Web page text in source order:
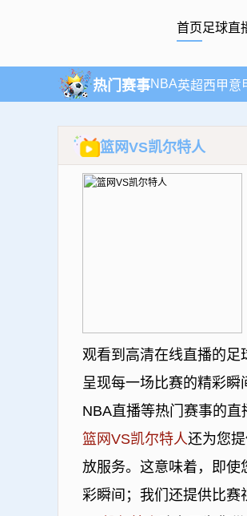
首页足球直
热门赛事NBA英超西甲意
篮网VS凯尔特人
观看到高清在线直播的足
呈现每一场比赛的精彩
NBA直播等热门赛事的直
篮网VS凯尔特人还为您
放服务。这意味着，即使
彩瞬间；我们还提供比赛